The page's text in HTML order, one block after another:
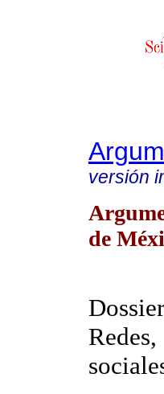
versión
de